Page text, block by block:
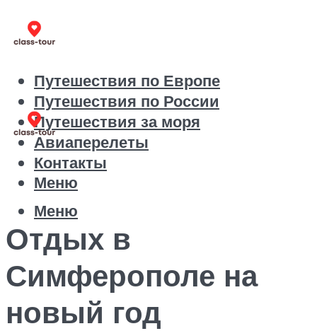
Путешествия по Европе
Путешествия по России
Путешествия за моря
Авиаперелеты
Контакты
Меню
Меню
Отдых в
Симферополе на
новый год